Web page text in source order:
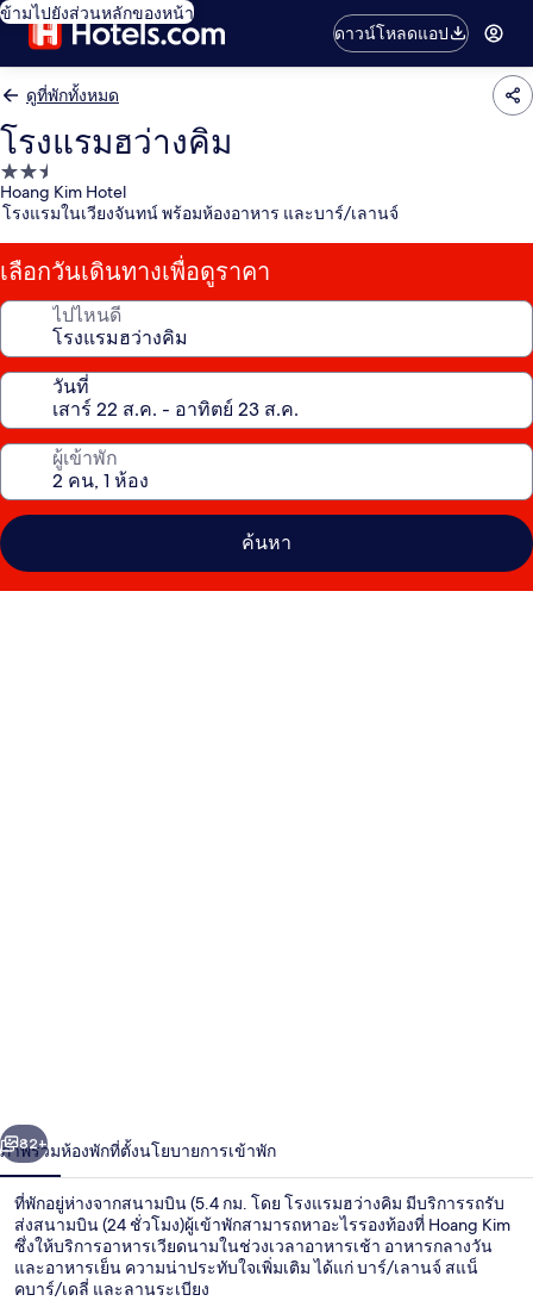
ข้ามไปยังส่วนหลักของหน้า
ดาวน์โหลดแอป
ดูที่พักทั้งหมด
โรงแรมฮว่างคิม
ที่พัก
2.5
Hoang Kim Hotel
โรงแรมในเวียงจันทน์ พร้อมห้องอาหาร และบาร์/เลานจ์
เลือกวันเดินทางเพื่อดูราคา
ไปไหนดี
วันที่
ผู้เข้าพัก
ค้นหา
คิม
า
ถัดไป
82+
ภาพรวมห้องพักที่ตั้งนโยบายการเข้าพัก
ที่พักอยู่ห่างจากสนามบิน (5.4 กม. โดย โรงแรมฮว่างคิม มีบริการรถรับ
ส่งสนามบิน (24 ชั่วโมง)ผู้เข้าพักสามารถหาอะไรรองท้องที่ Hoang Kim
ซึ่งให้บริการอาหารเวียดนามในช่วงเวลาอาหารเช้า อาหารกลางวัน
และอาหารเย็น ความน่าประทับใจเพิ่มเติม ได้แก่ บาร์/เลานจ์ สแน็
คบาร์/เดลี่ และลานระเบียง